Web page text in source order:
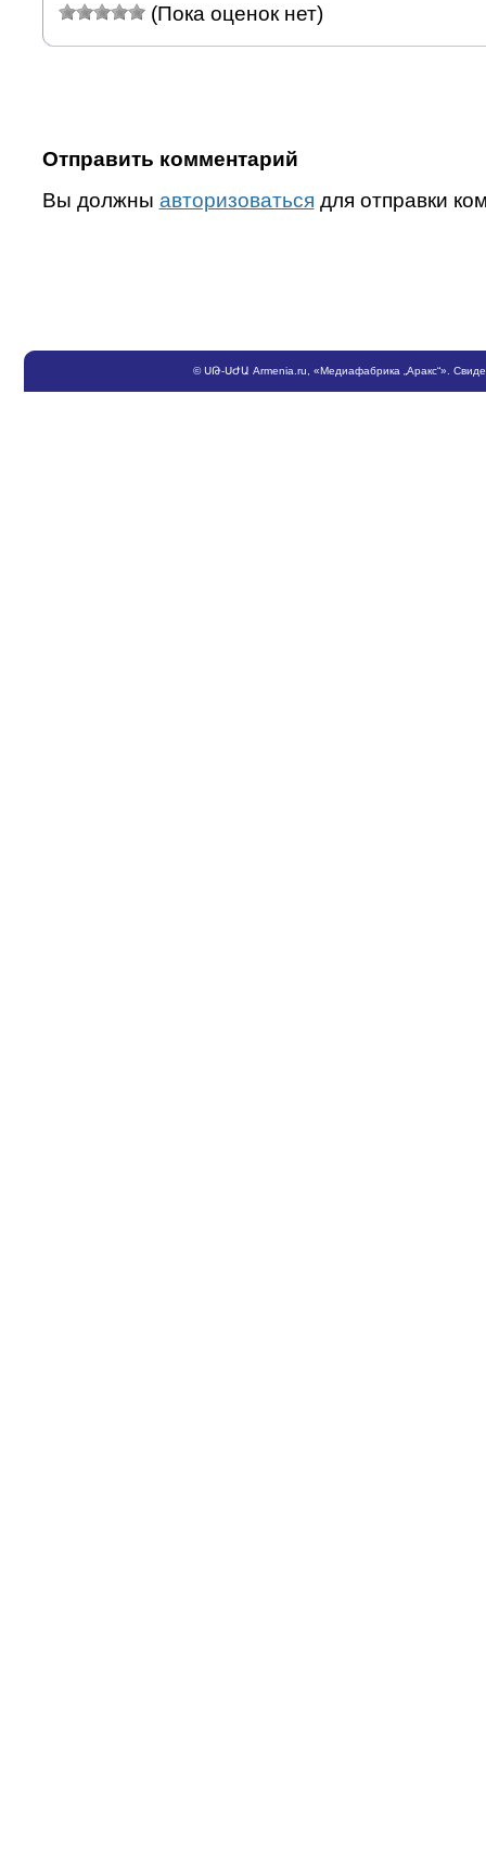
(Пока оценок нет)
Отправить комментарий
Вы должны авторизоваться для отправки
©ՍԹ-ՍԺԱ Armenia.ru , «Медиафабрика „Аракс“».